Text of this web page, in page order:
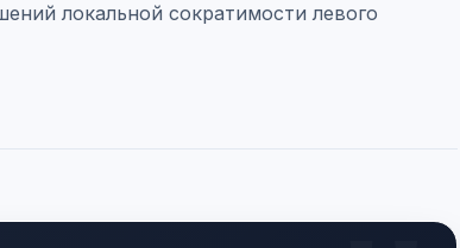
локальной сократимости левого